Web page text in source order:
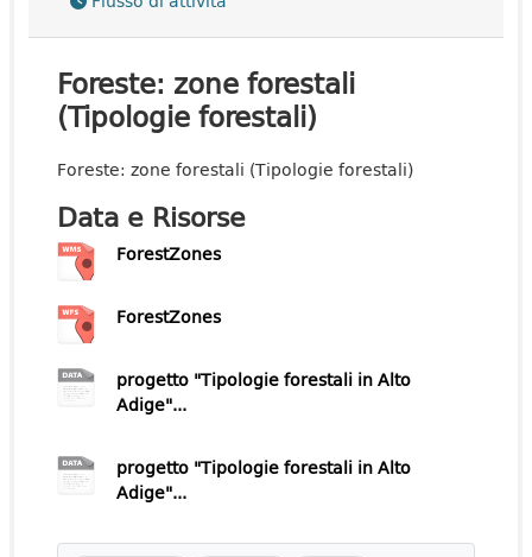
Foreste: zone forestali
(Tipologie forestali)
Foreste: zone forestali (Tipologie forestali)
Data e Risorse
ForestZones
ForestZones
progetto "Tipologie forestali in Alto
Adige"...
progetto "Tipologie forestali in Alto
Adige"...